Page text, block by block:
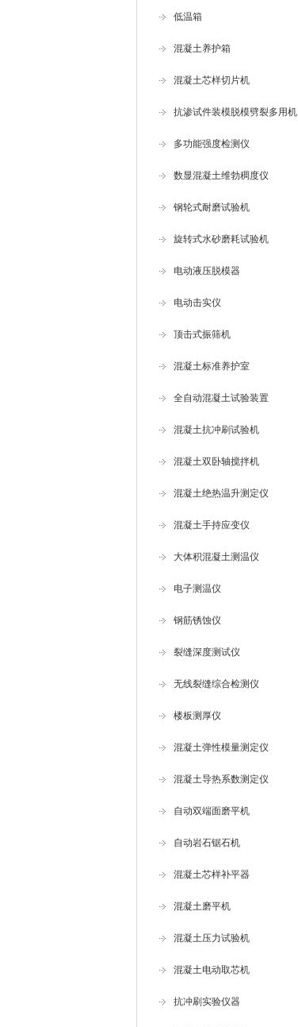
低温箱
混凝土养护箱
混凝土芯样切片机
抗渗试件装模脱模劈裂多用机
多功能强度检测仪
数显混凝土维勃稠度仪
钢轮式耐磨试验机
旋转式水砂磨耗试验机
电动液压脱模器
电动击实仪
顶击式振筛机
混凝土标准养护室
全自动混凝土试验装置
混凝土抗冲刷试验机
混凝土双卧轴搅拌机
混凝土绝热温升测定仪
混凝土手持应变仪
大体积混凝土测温仪
电子测温仪
钢筋锈蚀仪
裂缝深度测试仪
无线裂缝综合检测仪
楼板测厚仪
混凝土弹性模量测定仪
混凝土导热系数测定仪
自动双端面磨平机
自动岩石锯石机
混凝土芯样补平器
混凝土磨平机
混凝土压力试验机
混凝土电动取芯机
抗冲刷实验仪器